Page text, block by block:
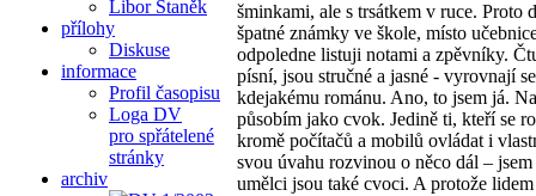
Libor Staněk
přílohy
Diskuse
informace
Profil časopisu
Loga DV
pro spřátelené
stránky
archiv
šminkami, ale s trsátkem v ruce. Proto
špatné známky ve škole, místo
odpoledne listuji notami a zpěvníky.
písní, jsou stručné a jasné - vyrovnají se
kdejakému románu. Ano, to jsem já.
působím jako cvok. Jedině ti, kteří se
kromě počítačů a mobilů ovládat i
svou úvahu rozvinou o něco dál –
umělci jsou také cvoci. A protože